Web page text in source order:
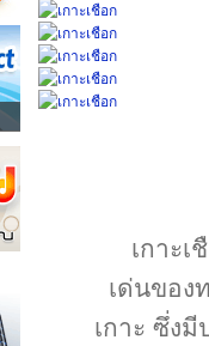
เกาะ
เด่นของ
เกาะ ซึ่ง